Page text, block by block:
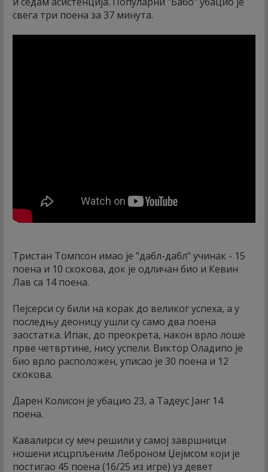
свега три поена за 37 минута.
Тристан Томпсон имао је "дабл-дабл" учинак - 15
поена и 10 скокова, док је одличан био и Кевин
Лав са 14 поена.
Пејсерси су били на корак до великог успеха, а у
последњу деоницу ушли су само два поена
заостатка. Ипак, до преокрета, након врло лоше
прве четвртине, нису успели. Виктор Оладипо је
био врло расположен, уписао је 30 поена и 12
скокова.
Дарен Колисон је убацио 23, а Тадеус Јанг 14
поена.
Кавалирси су меч решили у самој завршници
ношени исцрпљеним Леброном Џејмсом који је
постигао 45 поена (16/25 из игре) уз девет